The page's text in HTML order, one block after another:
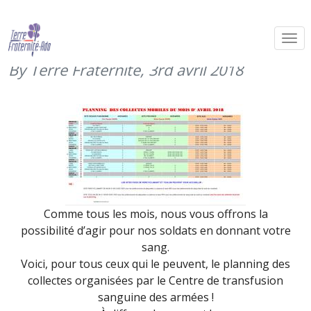
Planning collectes de sang du mois
d’avril
By Terre Fraternité, 3rd avril 2018
Comme tous les mois, nous vous offrons la
possibilité d’agir pour nos soldats en donnant votre
sang.
Voici, pour tous ceux qui le peuvent, le planning des
collectes organisées par le Centre de transfusion
sanguine des armées !